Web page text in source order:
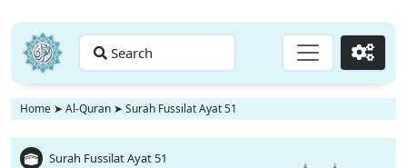
Search Go
Home ➤ Al-Quran ➤ Surah Fussilat Ayat 51
Surah Fussilat Ayat 51